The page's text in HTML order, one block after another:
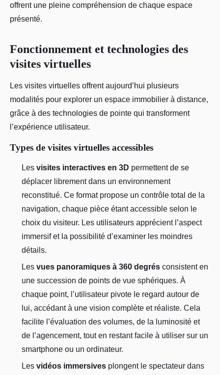
offrent une pleine compréhension de chaque espace
présenté.
Fonctionnement et technologies des
visites virtuelles
Les visites virtuelles offrent aujourd’hui plusieurs
modalités pour explorer un espace immobilier à distance,
grâce à des technologies de pointe qui transforment
l’expérience utilisateur.
Types de visites virtuelles accessibles
Les visites interactives en 3D permettent de se
déplacer librement dans un environnement
reconstitué. Ce format propose un contrôle total de la
navigation, chaque pièce étant accessible selon le
choix du visiteur. Les utilisateurs apprécient l’aspect
immersif et la possibilité d’examiner les moindres
détails.
Les vues panoramiques à 360 degrés consistent en
une succession de points de vue sphériques. À
chaque point, l’utilisateur pivote le regard autour de
lui, accédant à une vision complète et réaliste. Cela
facilite l’évaluation des volumes, de la luminosité et
de l’agencement, tout en restant facile à utiliser sur un
smartphone ou un ordinateur.
Les vidéos immersives plongent le spectateur dans